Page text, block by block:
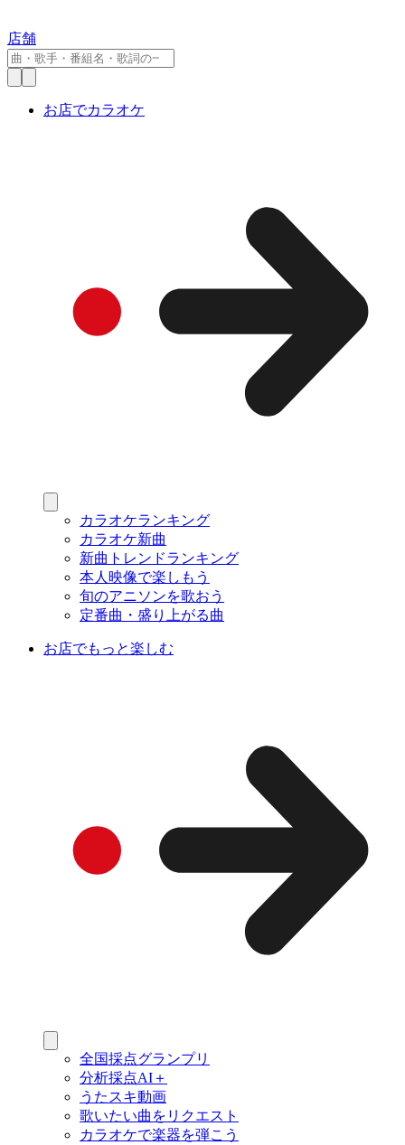
店舗
お店でカラオケ
カラオケランキング
カラオケ新曲
新曲トレンドランキング
本人映像で楽しもう
旬のアニソンを歌おう
定番曲・盛り上がる曲
お店でもっと楽しむ
全国採点グランプリ
分析採点AI＋
うたスキ動画
歌いたい曲をリクエスト
カラオケで楽器を弾こう